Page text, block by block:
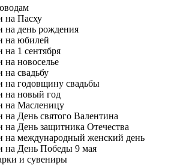
на Пасху
на день рождения
на юбилей
на 1 сентября
на новоселье
на свадьбу
на годовщину свадьбы
на новый год
на Масленицу
на День святого Валентина
на День защитника Отечества
на международный женский день
на День Победы 9 мая
и сувениры